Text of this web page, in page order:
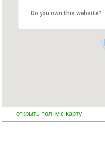
Do you own this website?
открыть полную карту